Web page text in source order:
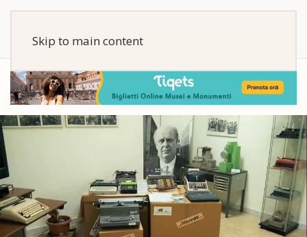
Skip to main content